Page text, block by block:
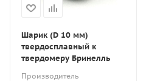
Шарик (D 10 мм)
твердосплавный к
твердомеру Бринелль
Производитель